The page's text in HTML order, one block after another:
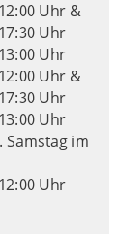
Uhr &
Uhr
Uhr
Uhr &
Uhr
Uhr
Samstag im
Uhr